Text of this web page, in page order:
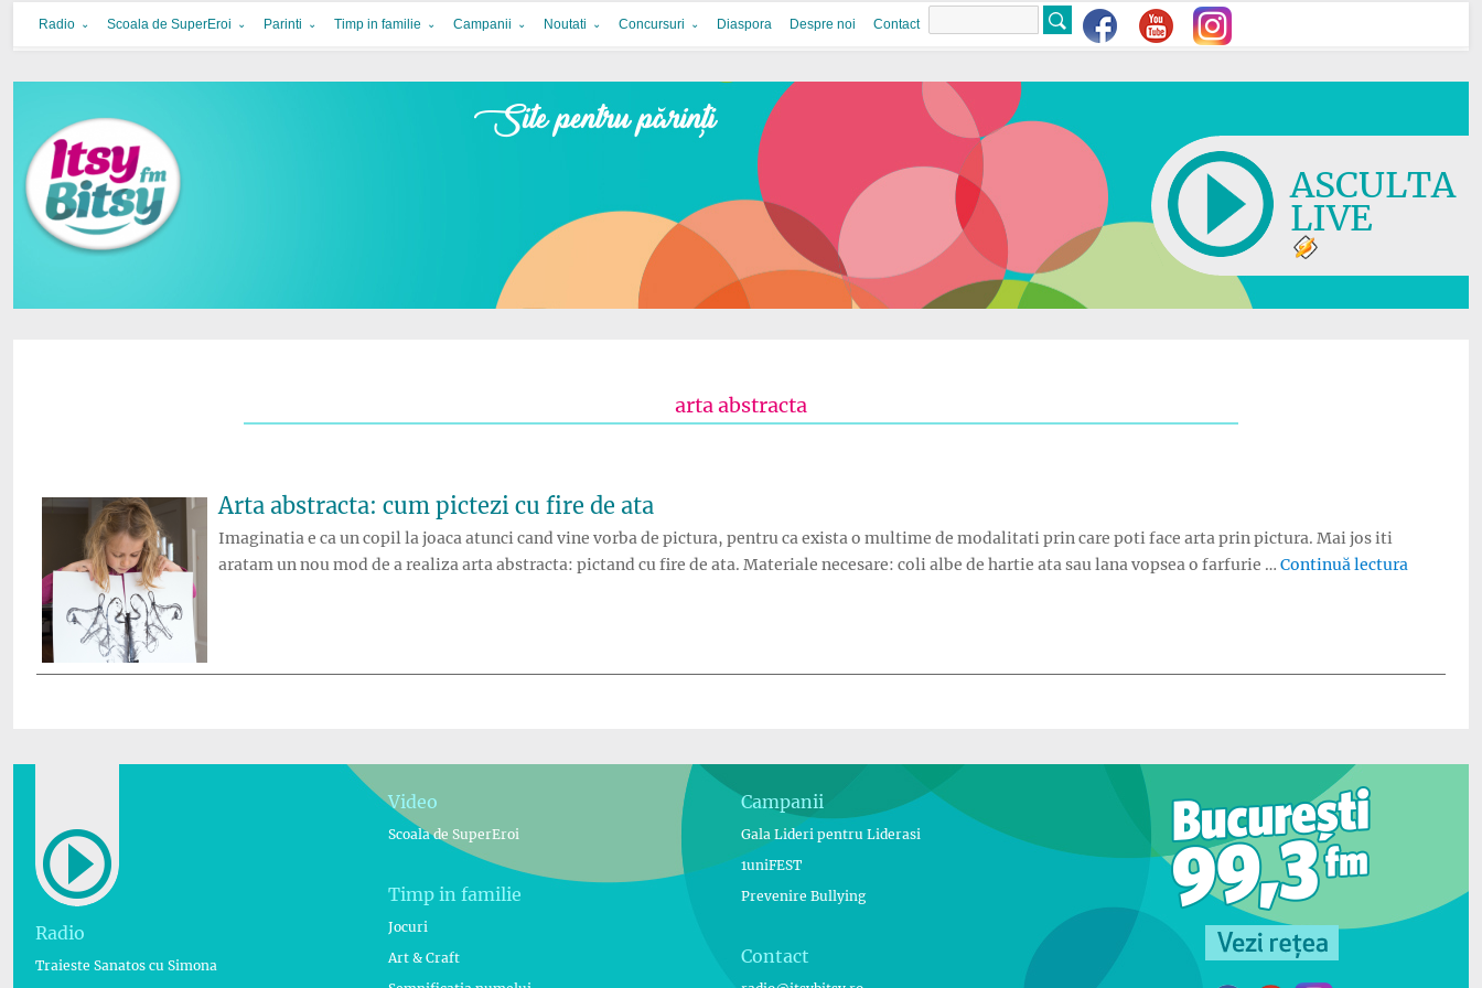
Itsy Bitsy
bucurie in familie
Radio Scoala de SuperEroi Parinti Timp in familie Campanii Noutati Concursuri Diaspora Despre noi Contact
ASCULTA
LIVE
arta abstracta
Arta abstracta: cum pictezi cu fire de ata
Imaginatia e ca un copil la joaca atunci cand vine vorba de pictura, pentru ca exista o multime de modalitati prin care poti face arta prin pictura. Mai jos iti
aratam un nou mod de a realiza arta abstracta: pictand cu fire de ata. Materiale necesare: coli albe de hartie ata sau lana vopsea o farfurie … Continuă lectura
Radio
Traieste Sanatos cu Simona
Video
Scoala de SuperEroi
Timp in familie
Jocuri
Art & Craft
Campanii
Gala Lideri pentru Liderasi
1uniFEST
Prevenire Bullying
Contact